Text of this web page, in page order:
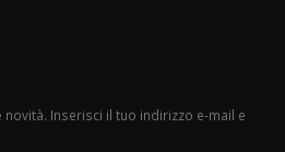
Inserisci il tuo indirizzo e-mail e